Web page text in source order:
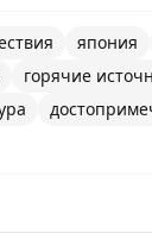
япония
горячие